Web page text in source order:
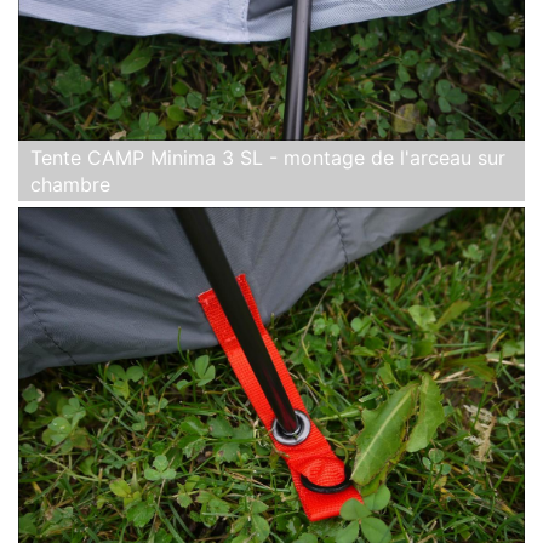
Tente CAMP Minima 3 SL - montage de l'arceau sur
chambre